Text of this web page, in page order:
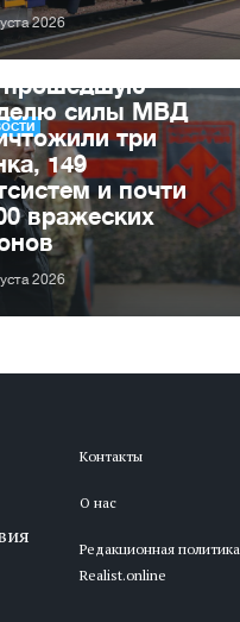
2026
прошедшую
силы МВД
три
149
и почти
вражеских
2026
Контакты
О нас
Редакционная политика
Realist.online